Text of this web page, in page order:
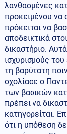
λανθασμένες
προκειμένου να
πρόκειται να
αποδεικτικά
δικαστήριο.
ισχυρισμούς
τη βαρύτατη
σχολίασε ο
των βασικών
πρέπει να
κατηγορείται.
ότι η υπόθεση